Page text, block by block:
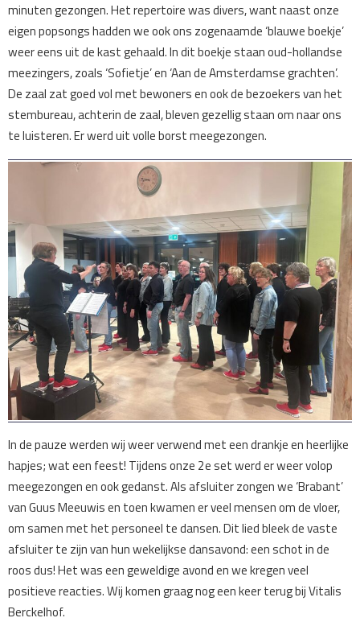
minuten gezongen. Het repertoire was divers, want naast onze
eigen popsongs hadden we ook ons zogenaamde ‘blauwe boekje’
weer eens uit de kast gehaald. In dit boekje staan oud-hollandse
meezingers, zoals ‘Sofietje’ en ‘Aan de Amsterdamse grachten’.
De zaal zat goed vol met bewoners en ook de bezoekers van het
stembureau, achterin de zaal, bleven gezellig staan om naar ons
te luisteren. Er werd uit volle borst meegezongen.
In de pauze werden wij weer verwend met een drankje en heerlijke
hapjes; wat een feest! Tijdens onze 2e set werd er weer volop
meegezongen en ook gedanst. Als afsluiter zongen we ‘Brabant’
van Guus Meeuwis en toen kwamen er veel mensen om de vloer,
om samen met het personeel te dansen. Dit lied bleek de vaste
afsluiter te zijn van hun wekelijkse dansavond: een schot in de
roos dus! Het was een geweldige avond en we kregen veel
positieve reacties. Wij komen graag nog een keer terug bij Vitalis
Berckelhof.